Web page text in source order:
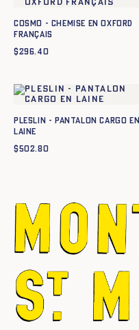
Cosmo - Chemise en oxford
français
$296.40
PLESLIN - PANTALON CARGO EN
LAINE
$502.80